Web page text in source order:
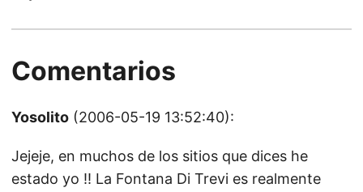
Comentarios
Yosolito (2006-05-19 13:52:40):
Jejeje, en muchos de los sitios que dices he
estado yo !! La Fontana Di Trevi es realmente